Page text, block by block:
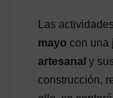
Las
mayo con una
artesanal y
construcción,